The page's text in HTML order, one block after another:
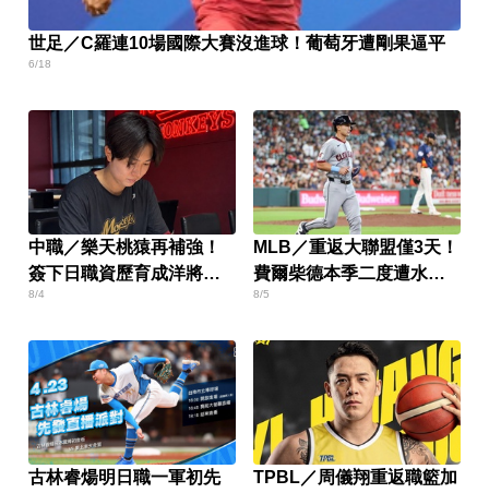
世足／C羅連10場國際大賽沒進球！葡萄牙遭剛果逼平
6/18
中職／樂天桃猿再補強！
簽下日職資歷育成洋將京
山將彌
8/4
MLB／重返大聯盟僅3天！
費爾柴德本季二度遭水手
DFA
8/5
古林睿煬明日職一軍初先
TPBL／周儀翔重返職籃加